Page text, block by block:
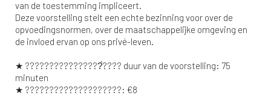
van de toestemming impliceert.
Deze voorstelling stelt een echte bezinning voor over de
opvoedingsnormen, over de maatschappelijke omgeving en
de invloed ervan op ons privé-leven.
★ ????????????????́???? duur van de voorstelling: 75
minuten
★ ????????????????????: €8